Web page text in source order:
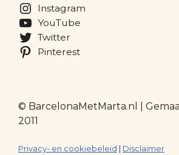
Instagram
YouTube
Twitter
Pinterest
© BarcelonaMetMarta.nl |
2011
Privacy- en cookiebeleid | Disclaimer